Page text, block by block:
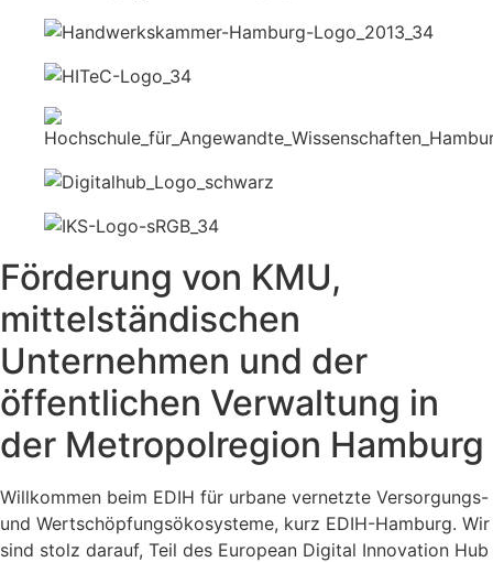
Förderung von KMU,
mittelständischen
Unternehmen und der
öffentlichen Verwaltung in
der Metropolregion Hamburg
Willkommen beim EDIH für urbane vernetzte Versorgungs-
und Wertschöpfungsökosysteme, kurz EDIH-Hamburg. Wir
sind stolz darauf, Teil des European Digital Innovation Hub